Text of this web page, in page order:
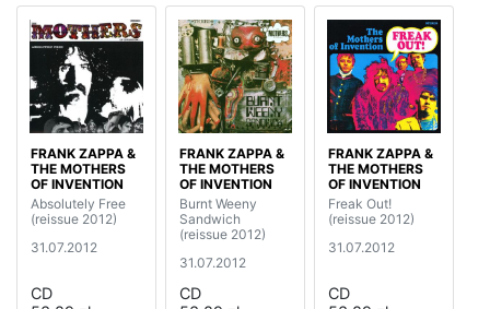
FRANK ZAPPA &
THE MOTHERS
OF INVENTION
Absolutely Free
(reissue 2012)
31.07.2012
CD
FRANK ZAPPA &
THE MOTHERS
OF INVENTION
Burnt Weeny
Sandwich
(reissue 2012)
31.07.2012
CD
FRANK ZAPPA &
THE MOTHERS
OF INVENTION
Freak Out!
(reissue 2012)
31.07.2012
CD